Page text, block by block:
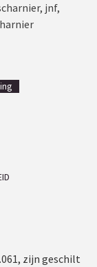
, jnf,
zijn geschilt